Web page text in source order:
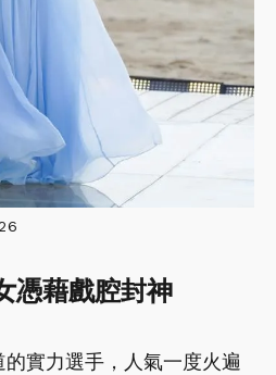
憑藉戲腔封神
實力選手，人氣一度火遍